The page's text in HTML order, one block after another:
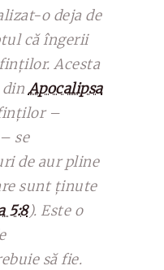
o deja de
că îngerii
Acesta
Apocalipsa
–
se
de aur pline
sunt ținute
5:8). Este o
să fie.